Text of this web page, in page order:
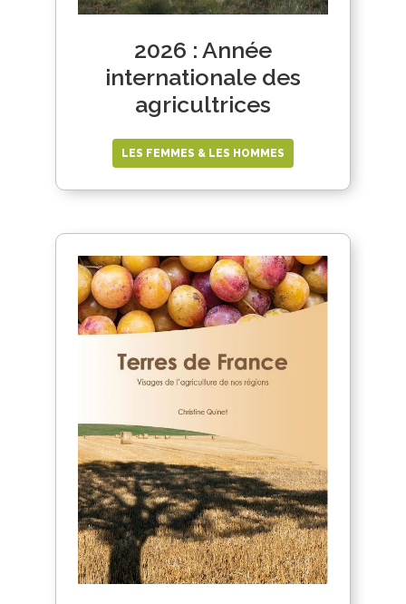
2026 : Année
internationale des
agricultrices
LES FEMMES & LES HOMMES